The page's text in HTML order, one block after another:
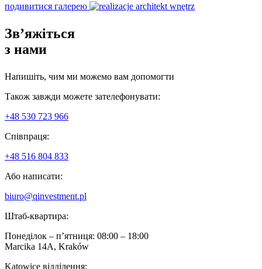
подивитися галерею
Зв’яжіться
з нами
Напишіть, чим ми можемо вам допомогти
Також завжди можете зателефонувати:
+48 530 723 966
Співпраця:
+48 516 804 833
Або написати:
biuro@qinvestment.pl
Штаб-квартира:
Понеділок – п’ятниця: 08:00 – 18:00
Marcika 14A, Kraków
Katowice відділення: